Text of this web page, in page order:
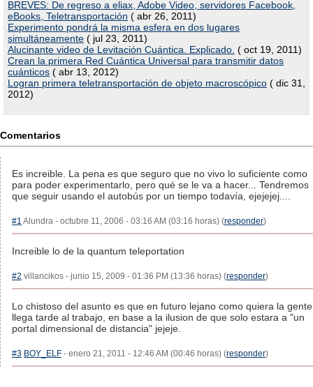
BREVES: De regreso a eliax, Adobe Video, servidores Facebook,
eBooks, Teletransportación ( abr 26, 2011)
Experimento pondrá la misma esfera en dos lugares
simultáneamente ( jul 23, 2011)
Alucinante video de Levitación Cuántica. Explicado. ( oct 19, 2011)
Crean la primera Red Cuántica Universal para transmitir datos
cuánticos ( abr 13, 2012)
Logran primera teletransportación de objeto macroscópico ( dic 31,
2012)
Comentarios
Es increible. La pena es que seguro que no vivo lo suficiente como
para poder experimentarlo, pero qué se le va a hacer... Tendremos
que seguir usando el autobús por un tiempo todavía, ejejejej....
#1 Alundra - octubre 11, 2006 - 03:16 AM (03:16 horas) (responder)
Increible lo de la quantum teleportation
#2 villancikos - junio 15, 2009 - 01:36 PM (13:36 horas) (responder)
Lo chistoso del asunto es que en futuro lejano como quiera la gente
llega tarde al trabajo, en base a la ilusion de que solo estara a "un
portal dimensional de distancia" jejeje.
#3 BOY_ELF - enero 21, 2011 - 12:46 AM (00:46 horas) (responder)